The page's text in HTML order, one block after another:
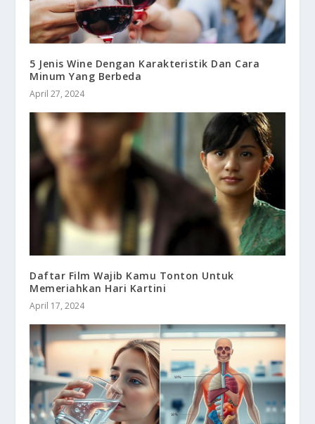
5 Jenis Wine Dengan Karakteristik Dan Cara
Minum Yang Berbeda
April 27, 2024
Daftar Film Wajib Kamu Tonton Untuk
Memeriahkan Hari Kartini
April 17, 2024